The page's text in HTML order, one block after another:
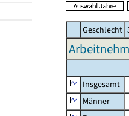
Geschlecht
Insgesamt
Männer